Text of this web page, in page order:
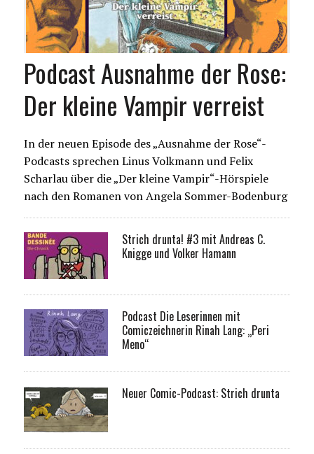
Podcast Ausnahme der Rose:
Der kleine Vampir verreist
In der neuen Episode des „Ausnahme der Rose“-
Podcasts sprechen Linus Volkmann und Felix
Scharlau über die „Der kleine Vampir“-Hörspiele
nach den Romanen von Angela Sommer-Bodenburg
Strich drunta! #3 mit Andreas C.
Knigge und Volker Hamann
Podcast Die Leserinnen mit
Comiczeichnerin Rinah Lang: „Peri
Meno“
Neuer Comic-Podcast: Strich drunta